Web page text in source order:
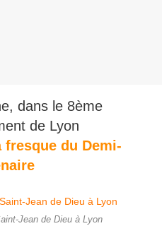
dans le 8ème
de Lyon
fresque du Demi-
Jean de Dieu à Lyon